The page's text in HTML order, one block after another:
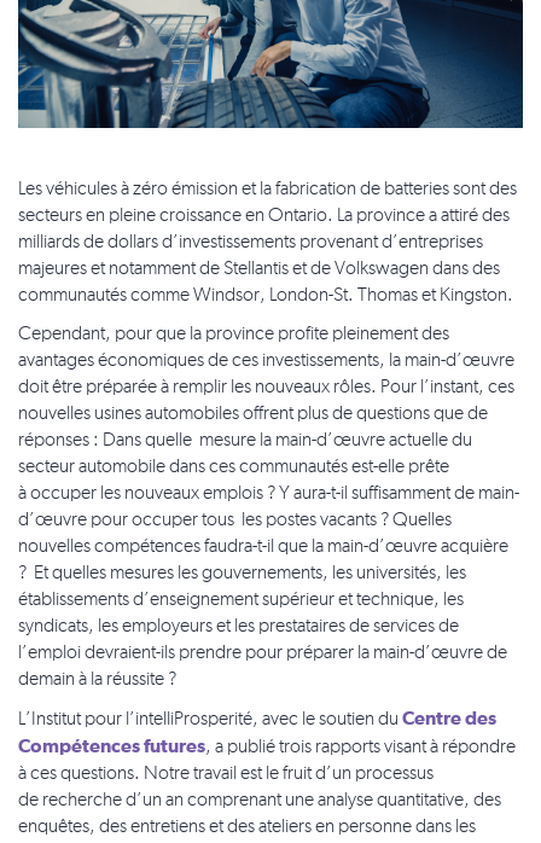
Les véhicules à zéro émission et la fabrication de batteries sont des
secteurs en pleine croissance en Ontario. La province a attiré des
milliards de dollars d’investissements provenant d’entreprises
majeures et notamment de Stellantis et de Volkswagen dans des
communautés comme Windsor, London-St. Thomas et Kingston.
Cependant, pour que la province profite pleinement des
avantages économiques de ces investissements, la main-d’œuvre
doit être préparée à remplir les nouveaux rôles. Pour l’instant, ces
nouvelles usines automobiles offrent plus de questions que de
réponses : Dans quelle mesure la main-d’œuvre actuelle du
secteur automobile dans ces communautés est-elle prête
à occuper les nouveaux emplois ? Y aura-t-il suffisamment de main-
d’œuvre pour occuper tous les postes vacants ? Quelles
nouvelles compétences faudra-t-il que la main-d’œuvre acquière
? Et quelles mesures les gouvernements, les universités, les
établissements d’enseignement supérieur et technique, les
syndicats, les employeurs et les prestataires de services de
l’emploi devraient-ils prendre pour préparer la main-d’œuvre de
demain à la réussite ?
L’Institut pour l’intelliProsperité, avec le soutien du Centre des
Compétences futures, a publié trois rapports visant à répondre
à ces questions. Notre travail est le fruit d’un processus
de recherche d’un an comprenant une analyse quantitative, des
enquêtes, des entretiens et des ateliers en personne dans les